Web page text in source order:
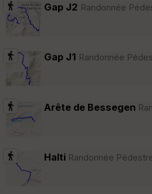
Gap J2 Randonnée
Gap J1 Randonnée
Arête de Bessegen
Halti Randonnée